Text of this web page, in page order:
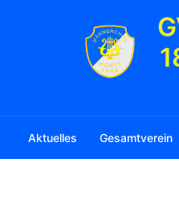
Aktuelles Gesamtverein